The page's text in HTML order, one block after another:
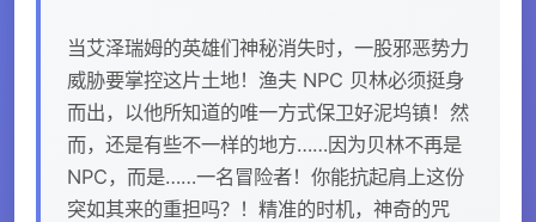
当艾泽瑞姆的英雄们神秘消失时，一股邪恶势力
威胁要掌控这片土地！渔夫 NPC 贝林必须挺身
而出，以他所知道的唯一方式保卫好泥坞镇！然
而，还是有些不一样的地方……因为贝林不再是
NPC，而是……一名冒险者！你能抗起肩上这份
突如其来的重担吗？！精准的时机，神奇的咒